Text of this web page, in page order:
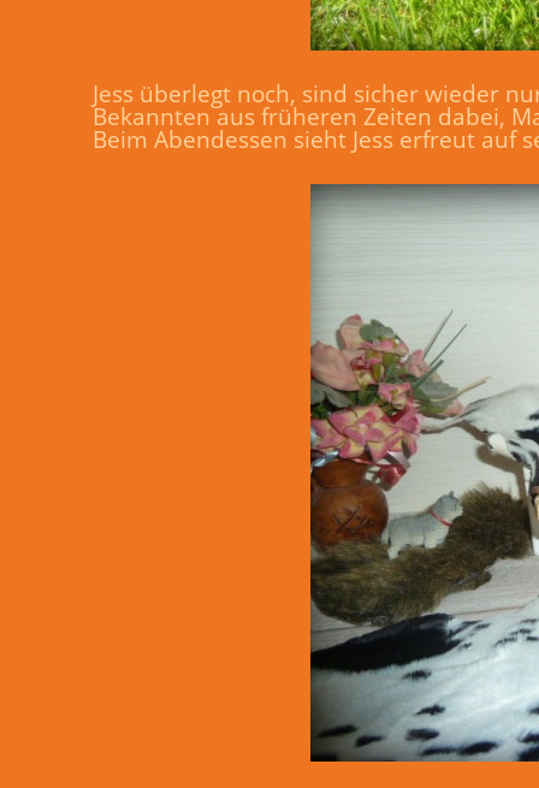
Jess überlegt noch, sind sicher wieder
Bekannten aus früheren Zeiten dabei,
Beim Abendessen sieht Jess erfreut auf